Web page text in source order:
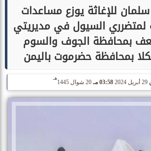
للإغاثة يوزع مساعدات
لمتضرري السيول في مديريتي
بمحافظة الجوف والسوم
بمحافظة حضرموت باليمن
29 أبريل 2024 03:58 مـ 20 شوال 1445
هـ